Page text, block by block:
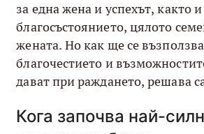
за една жена и успехът, както и
благосъстоянието, цялото
жената. Но как ще се
благочестието и
дават при раждането, решава
Кога започва най-